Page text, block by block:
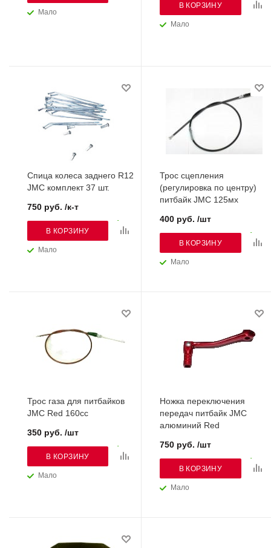
Мало
Мало
В КОРЗИНУ
Спица колеса заднего R12
JMC комплект 37 шт.
Мало
750 руб. /к-т
В КОРЗИНУ
Трос сцепления
(регулировка по центру)
питбайк JMC 125мх
Мало
400 руб. /шт
В КОРЗИНУ
Трос газа для питбайков
JMC Red 160cc
Мало
350 руб. /шт
В КОРЗИНУ
Ножка переключения
передач питбайк JMC
алюминий Red
Мало
750 руб. /шт
В КОРЗИНУ